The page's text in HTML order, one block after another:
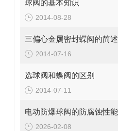
球阀的基本知识
2014-08-28
三偏心金属密封蝶阀的简述
2014-07-16
选球阀和蝶阀的区别
2014-07-11
2026-02-08